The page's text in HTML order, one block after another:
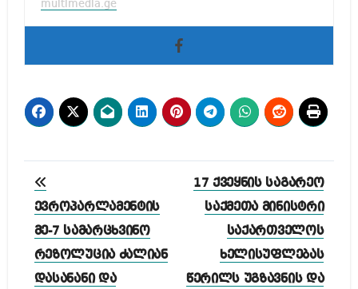
multimedia.ge
პოსტის
ნავიგაცია
ევროპარლამენტის
მე-7 სამარცხვინო
რეზოლუცია ძალიან
დასანანი და
17 ქვეყნის საგარეო
საქმეთა მინისტრი
საქართველოს
ხელისუფლებას
წერილს უგზავნის და